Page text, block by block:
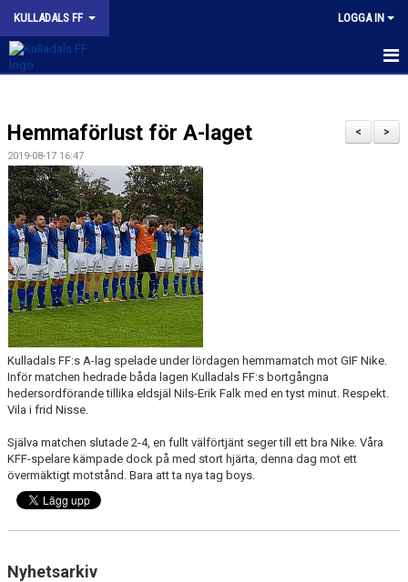
KULLADALS FF LOGGA IN
OM KLUBBEN
NYHETER
KONTAKT
INFORMATION MED POLICY
DOKUMENT
BILDGALLERI
MATCHER
INBETALNING
PROFILKLÄDER
KFF FACEBOOK
MEDLEM INTRESSEANMÄLAN
>
<
Hemmaförlust för A-laget
2019-08-17 16:47
Kulladals FF:s A-lag spelade under lördagen hemmamatch mot GIF Nike.
Inför matchen hedrade båda lagen Kulladals FF:s bortgångna
hedersordförande tillika eldsjäl Nils-Erik Falk med en tyst minut. Respekt.
Vila i frid Nisse.
Själva matchen slutade 2-4, en fullt välförtjänt seger till ett bra Nike. Våra
KFF-spelare kämpade dock på med stort hjärta, denna dag mot ett
övermäktigt motstånd. Bara att ta nya tag boys.
Nyhetsarkiv